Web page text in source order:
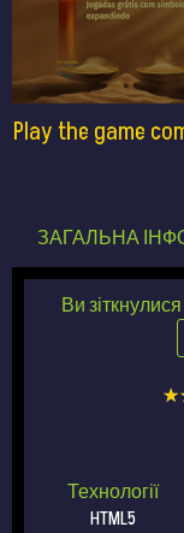
Play the game
ЗАГАЛЬНА
Ви
Технології
HTML5